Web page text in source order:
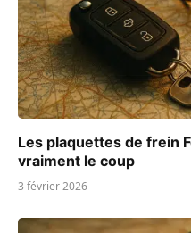
Les plaquettes de frein
vraiment le coup
3 février 2026